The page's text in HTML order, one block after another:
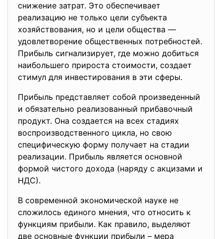
снижение затрат. Это обеспечивает
реализацию не только цели субъекта
хозяйствования, но и цели общества —
удовлетворение общественных потребностей.
Прибыль сигнализирует, где можно добиться
наибольшего прироста стоимости, создает
стимул для инвестирования в эти сферы.
Прибыль представляет собой произведенный
и обязательно реализованный прибавочный
продукт. Она создается на всех стадиях
воспроизводственного цикла, но свою
специфическую форму получает на стадии
реализации. Прибыль является основной
формой чистого дохода (наряду с акцизами и
НДС).
В современной экономической науке не
сложилось единого мнения, что относить к
функциям прибыли. Как правило, выделяют
две основные функции прибыли – мера